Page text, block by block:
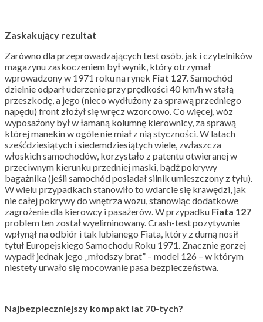
Zaskakujący rezultat
Zarówno dla przeprowadzających test osób, jak i czytelników
magazynu zaskoczeniem był wynik, który otrzymał
wprowadzony w 1971 roku na rynek Fiat 127 . Samochód
dzielnie odparł uderzenie przy prędkości 40 km/h w stałą
przeszkodę, a jego (nieco wydłużony za sprawą przedniego
napędu) front złożył się wręcz wzorcowo. Co więcej, wóz
wyposażony był w łamaną kolumnę kierownicy, za sprawą
której manekin w ogóle nie miał z nią styczności. W latach
sześćdziesiątych i siedemdziesiątych wiele, zwłaszcza
włoskich samochodów, korzystało z patentu otwieranej w
przeciwnym kierunku przedniej maski, bądź pokrywy
bagażnika (jeśli samochód posiadał silnik umieszczony z tyłu).
W wielu przypadkach stanowiło to wdarcie się krawędzi, jak
nie całej pokrywy do wnętrza wozu, stanowiąc dodatkowe
zagrożenie dla kierowcy i pasażerów. W przypadku Fiata 127
problem ten został wyeliminowany. Crash-test pozytywnie
wpłynął na odbiór i tak lubianego Fiata, który z dumą nosił
tytuł Europejskiego Samochodu Roku 1971. Znacznie gorzej
wypadł jednak jego „młodszy brat” – model 126 – w którym
niestety urwało się mocowanie pasa bezpieczeństwa.
Najbezpieczniejszy kompakt lat 70-tych?